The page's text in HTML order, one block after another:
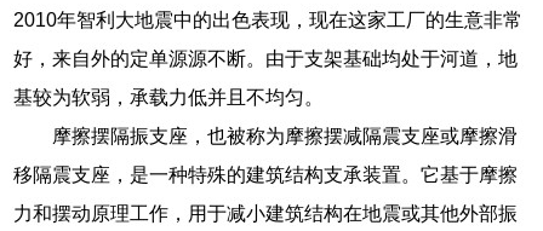
2010年智利大地震中的出色表现，现在这家工厂的生意非常
好，来自外的定单源源不断。由于支架基础均处于河道，地
基较为软弱，承载力低并且不均匀。
摩擦摆隔振支座，也被称为摩擦摆减隔震支座或摩擦滑
移隔震支座，是一种特殊的建筑结构支承装置。它基于摩擦
力和摆动原理工作，用于减小建筑结构在地震或其他外部振